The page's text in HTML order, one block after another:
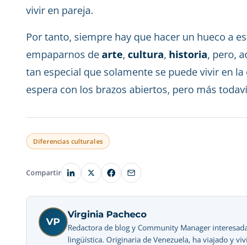
vivir en pareja.
Por tanto, siempre hay que hacer un hueco a
empaparnos dearte, cultura, historia, pero,
tan especial que solamente se puede vivir en
espera con los brazos abiertos, pero más
Diferencias culturales
Compartir
VP
Virginia Pacheco
Redactora de blog y Community Manager
lingüística. Originaria de Venezuela, ha viajado y